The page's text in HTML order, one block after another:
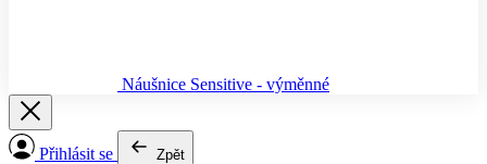
Náušnice Sensitive - výměnné
Přihlásit se Zpět